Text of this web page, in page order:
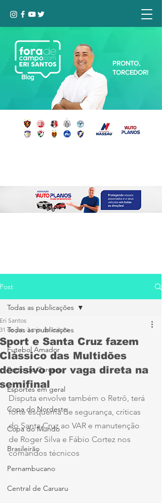
Blog
PRONTO,
TORCEDOR!
Post
Todas as publicações
Futebol Amador
Porto de Caruaru
Esportes em geral
Copa do Nordeste
Copa do Mundo
Brasileirão
Pernambucano
Central de Caruaru
Todas as publicações
Sport e Santa Cruz fazem
Clássico das Multidões
decisivo por vaga direta na
semifinal
Eri Santos
31 de jan. 3 min de leitura
Disputa envolve também o Retrô, terá
forte esquema de segurança, críticas
do Santa Cruz ao VAR e manutenção
de Roger Silva e Fábio Cortez nos
comandos técnicos